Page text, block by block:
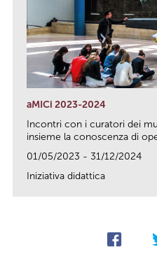
aMICi 2023-2024
Incontri con i curatori dei
insieme la conoscenza di
01/05/2023 - 31/12/2024
Iniziativa didattica